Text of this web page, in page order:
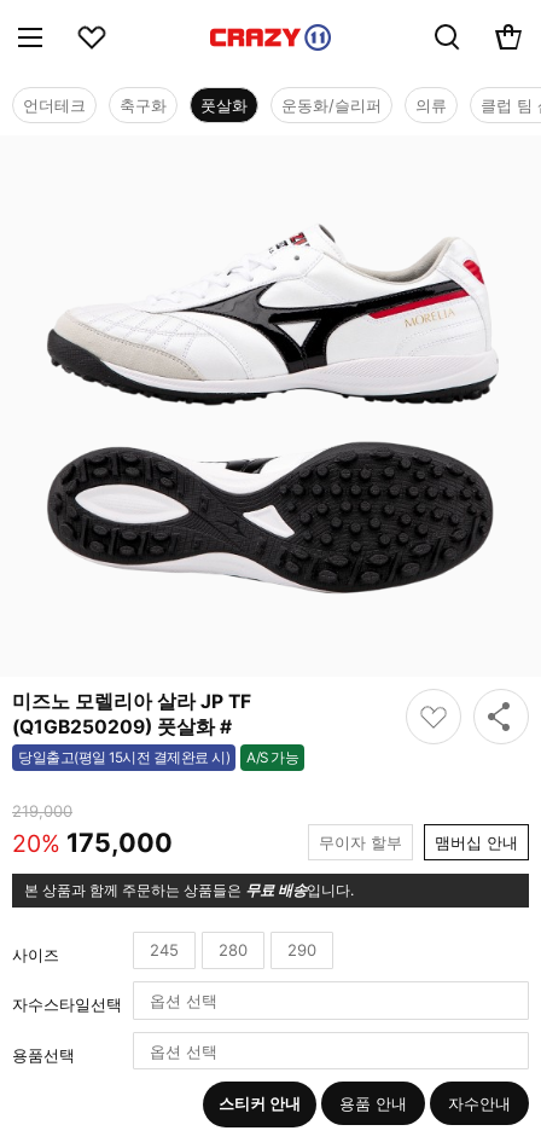
언더테크 축구화 풋살화 운동화/슬리퍼 의류 클럽 팀
미즈노 모렐리아 살라 JP TF
(Q1GB250209) 풋살화 #
당일출고(평일 15시전 결제완료 시) A/S 가능
가능
219,000
20% 175,000 무이자 할부 맴버십 안내
본 상품과 함께 주문하는 상품들은 무료 배송입니다.
사이즈 245 280 290
자수스타일선택
용품선택
스티커 안내 용품 안내 자수안내